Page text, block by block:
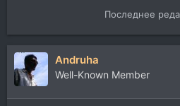
Последнее
Andruha
Well-Known Member